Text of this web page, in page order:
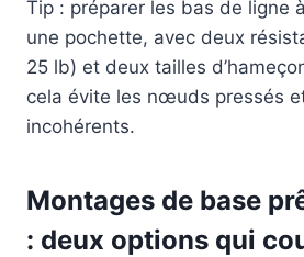
Tip : préparer les bas de ligne
une pochette, avec deux
25 lb) et deux tailles
cela évite les nœuds pressés
incohérents.
Montages de base
: deux options qui